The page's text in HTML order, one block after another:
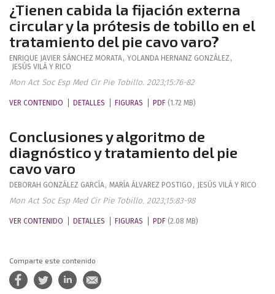
¿Tienen cabida la fijación externa
circular y la prótesis de tobillo en el
tratamiento del pie cavo varo?
ENRIQUE JAVIER SÁNCHEZ MORATA, YOLANDA HERNANZ GONZÁLEZ ,
JESÚS VILÁ Y RICO
Mon Act Soc Esp Med Cir Pie Tobillo. 2023;15:76-82
VER CONTENIDO DETALLES FIGURAS PDF (1.72 MB)
Conclusiones y algoritmo de
diagnóstico y tratamiento del pie
cavo varo
DEBORAH GONZÁLEZ GARCÍA, MARÍA ÁLVAREZ POSTIGO , JESÚS VILÁ Y RICO
Mon Act Soc Esp Med Cir Pie Tobillo. 2023;15:83-98
VER CONTENIDO DETALLES FIGURAS PDF (2.08 MB)
Comparte este contenido